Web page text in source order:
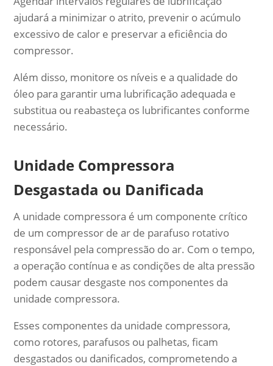
ajudará a minimizar o atrito, prevenir o acúmulo
excessivo de calor e preservar a eficiência do
compressor.
Além disso, monitore os níveis e a qualidade do
óleo para garantir uma lubrificação adequada e
substitua ou reabasteça os lubrificantes conforme
necessário.
Unidade Compressora
Desgastada ou Danificada
A unidade compressora é um componente crítico
de um compressor de ar de parafuso rotativo
responsável pela compressão do ar. Com o tempo,
a operação contínua e as condições de alta pressão
podem causar desgaste nos componentes da
unidade compressora.
Esses componentes da unidade compressora,
como rotores, parafusos ou palhetas, ficam
desgastados ou danificados, comprometendo a